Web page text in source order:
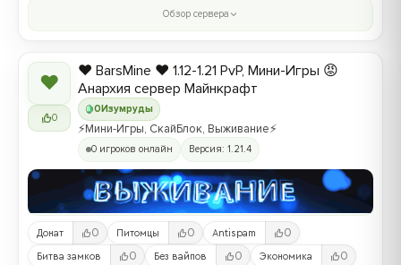
Обзор сервера
❤
0
0 Изумруды
❤️ BarsMine ❤️ 1.12-1.21 PvP, Мини-Игры 😡
Анархия сервер Майнкрафт
⚡Мини-Игры, СкайБлок, Выживание⚡
0 игроков онлайн Версия: 1.21.4
Донат 0 Питомцы 0 Antispam 0
Битва замков 0 Без вайпов 0 Экономика 0